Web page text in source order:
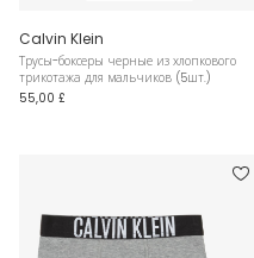
Calvin Klein
Трусы-боксеры черные из хлопкового
трикотажа для мальчиков (5шт.)
55,00 £